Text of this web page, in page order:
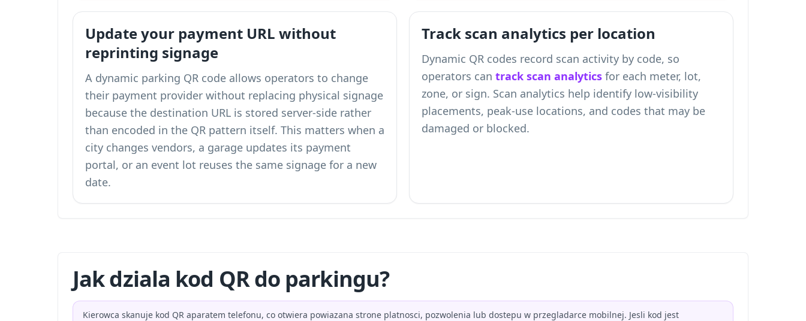
Update your payment URL without
reprinting signage
A dynamic parking QR code allows operators to change
their payment provider without replacing physical signage
because the destination URL is stored server-side rather
than encoded in the QR pattern itself. This matters when a
city changes vendors, a garage updates its payment
portal, or an event lot reuses the same signage for a new
date.
Track scan analytics per location
Dynamic QR codes record scan activity by code, so
operators can track scan analytics for each meter, lot,
zone, or sign. Scan analytics help identify low-visibility
placements, peak-use locations, and codes that may be
damaged or blocked.
Jak dziala kod QR do parkingu?
Kierowca skanuje kod QR aparatem telefonu, co otwiera powiazana strone platnosci, pozwolenia lub dostepu w przegladarce mobilnej. Jesli kod jest